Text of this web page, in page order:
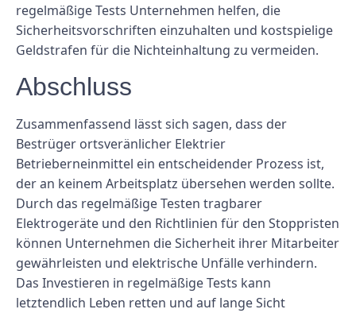
regelmäßige Tests Unternehmen helfen, die
Sicherheitsvorschriften einzuhalten und kostspielige
Geldstrafen für die Nichteinhaltung zu vermeiden.
Abschluss
Zusammenfassend lässt sich sagen, dass der
Bestrüger ortsveränlicher Elektrier
Betrieberneinmittel ein entscheidender Prozess ist,
der an keinem Arbeitsplatz übersehen werden sollte.
Durch das regelmäßige Testen tragbarer
Elektrogeräte und den Richtlinien für den Stoppristen
können Unternehmen die Sicherheit ihrer Mitarbeiter
gewährleisten und elektrische Unfälle verhindern.
Das Investieren in regelmäßige Tests kann
letztendlich Leben retten und auf lange Sicht